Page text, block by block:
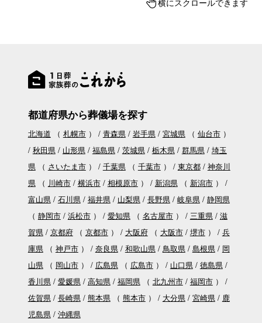
都道府県から葬儀場を探す
北海道 （ 札幌市） 青森県 岩手県 宮城県（ 仙台市）
秋田県
山形県 福島県 茨城県 栃木県 群馬県
埼玉
県（ さいたま市） 千葉県（ 千葉市） 東京都
神奈川
県（ 川崎市 横浜市 相模原市） 新潟県（ 新潟市）
富山県
石川県 福井県 山梨県 長野県 岐阜県
静岡県
（ 静岡市 浜松市） 愛知県（ 名古屋市） 三重県
滋
賀県
京都府（ 京都市） 大阪府（ 大阪市 堺市）
兵
庫県（ 神戸市） 奈良県 和歌山県 鳥取県 島根県
岡
山県（ 岡山市） 広島県（ 広島市） 山口県
徳島県
香川県
愛媛県 高知県 福岡県（ 北九州市 福岡市）
佐賀県
長崎県 熊本県（ 熊本市） 大分県 宮崎県
鹿
児島県
沖縄県